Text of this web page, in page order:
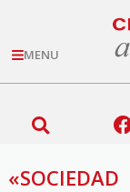
MENU
«SOCIEDAD